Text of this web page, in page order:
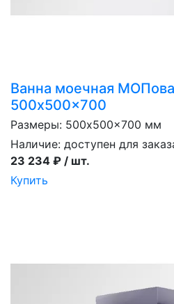
Ванна моечная
500x500x700
Размеры: 500x500x700 мм
Наличие: доступен для
23 234 ₽ / шт.
Купить